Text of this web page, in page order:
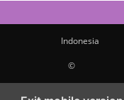
Indonesia
©